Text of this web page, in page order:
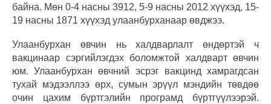
байна. Мөн 0-4 насны 3912, 5-9 насны 2012 хүүхэд, 15-
19 насны 1871 хүүхэд улаанбурханаар өвджээ.
Улаанбурхан өвчин нь халдварлалт өндөртэй ч
вакцинаар сэргийлэгдэх боломжтой халдварт өвчин
юм. Улаанбурхан өвчний эсрэг вакцинд хамрагдсан
тухай мэдээллээ өрх, сумын эрүүл мэндийн төвдөө
очин цахим бүртгэлийн програмд бүртгүүлээрэй.